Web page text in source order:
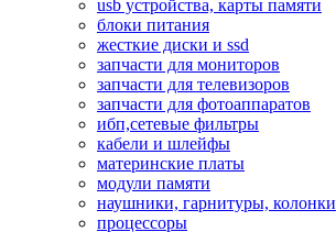
usb устройства, карты памяти
блоки питания
жесткие диски и ssd
запчасти для мониторов
запчасти для телевизоров
запчасти для фотоаппаратов
ибп,сетевые фильтры
кабели и шлейфы
материнские платы
модули памяти
наушники, гарнитуры, колонки
процессоры